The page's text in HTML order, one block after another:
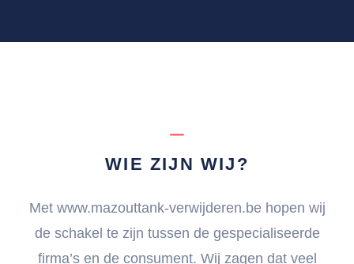
WIE ZIJN WIJ?
Met www.mazouttank-verwijderen.be hopen wij
de schakel te zijn tussen de gespecialiseerde
firma’s en de consument. Wij zagen dat veel